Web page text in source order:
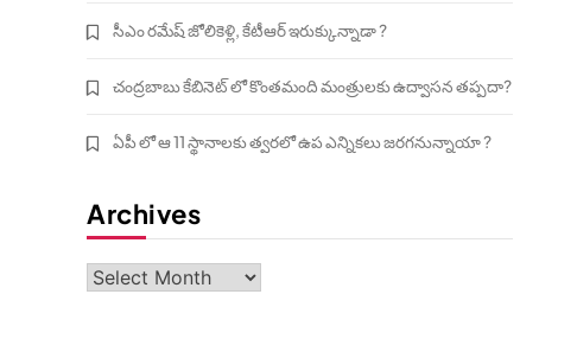
సీఎం రమేష్ జోలికెళ్లి, కేటీఆర్ ఇరుక్కున్నాడా ?
చంద్రబాబు కేబినెట్ లో కొంతమంది మంత్రులకు ఉద్వాసన తప్పదా?
ఏపీ లో ఆ 11 స్థానాలకు త్వరలో ఉప ఎన్నికలు జరగనున్నాయా ?
Archives
Archives